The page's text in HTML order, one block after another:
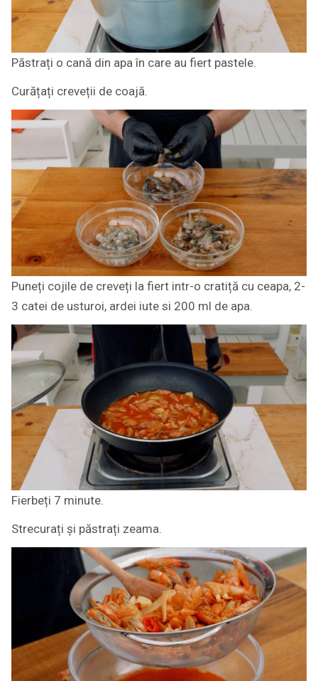
Păstrați o cană din apa în care au fiert pastele.
Curățați creveții de coajă.
Puneți cojile de creveți la fiert intr-o cratiță cu ceapa, 2-
3 catei de usturoi, ardei iute si 200 ml de apa.
Fierbeți 7 minute.
Strecurați și păstrați zeama.